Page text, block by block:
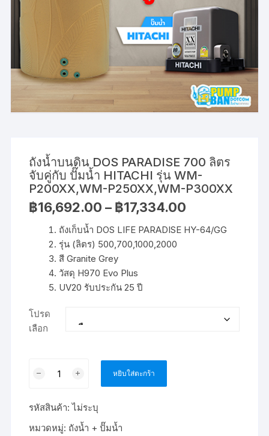
ถังน้ำบนดิน DOS PARADISE 700 ลิตร
จับคู่กับ ปั๊มน้ำ HITACHI รุ่น WM-
P200XX,WM-P250XX,WM-P300XX
฿16,692.00 – ฿17,334.00
through
ถังเก็บน้ำ DOS LIFE PARADISE HY-64/GG
รุ่น (ลิตร) 500,700,1000,2000
สี Granite Grey
วัสดุ H970 Evo Plus
UV20 รับประกัน 25 ปี
โปรด
เลือก
บน
หยิบใส่ตะกร้า
รหัสสินค้า:ไม่ระบุ
หมวดหมู่: ถังน้ำ + ปั๊มน้ำ